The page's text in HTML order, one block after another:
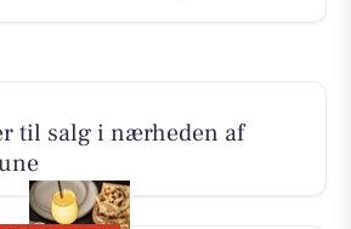
til salg i nærheden af